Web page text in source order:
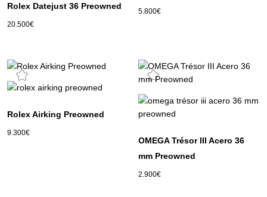
Rolex Datejust 36 Preowned
20.500€
5.800€
Rolex Airking Preowned
9.300€
OMEGA Trésor III Acero 36
mm Preowned
2.900€